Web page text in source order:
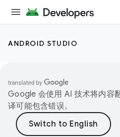
ANDROID STUDIO
Google 会使用 AI 技术将内容
译可能包含错误。